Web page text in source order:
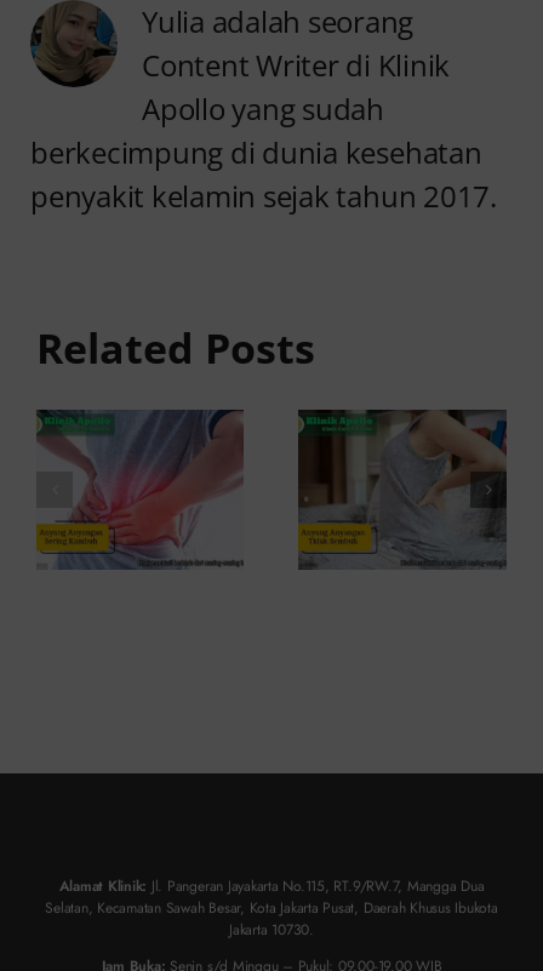
Yulia adalah seorang
Content Writer di Klinik
Apollo yang sudah
berkecimpung di dunia kesehatan
penyakit kelamin sejak tahun 2017.
Related Posts
Penyebab
Sering
Kambuh
dan Cara
Atasinya
Anyang
Penyebab
dan
Solusinya
Alamat Klinik: Jl. Pangeran Jayakarta No.115, RT.9/RW.7, Mangga Dua
Selatan, Kecamatan Sawah Besar, Kota Jakarta Pusat, Daerah Khusus Ibukota
Jakarta 10730.
Jam Buka: Senin s/d Minggu – Pukul: 09.00-19.00 WIB